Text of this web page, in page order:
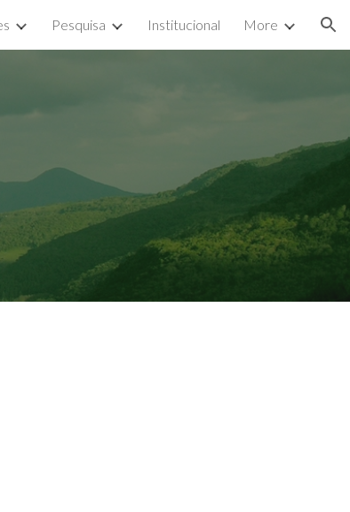
Pesquisa Institucional More